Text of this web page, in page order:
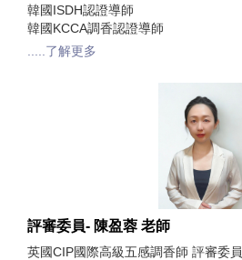
韓國ISDH認證導師
韓國KCCA調香認證導師
.....了解更多
評審委員- 陳盈蓉 老師
英國CIP國際高級五感調香師 評審委員